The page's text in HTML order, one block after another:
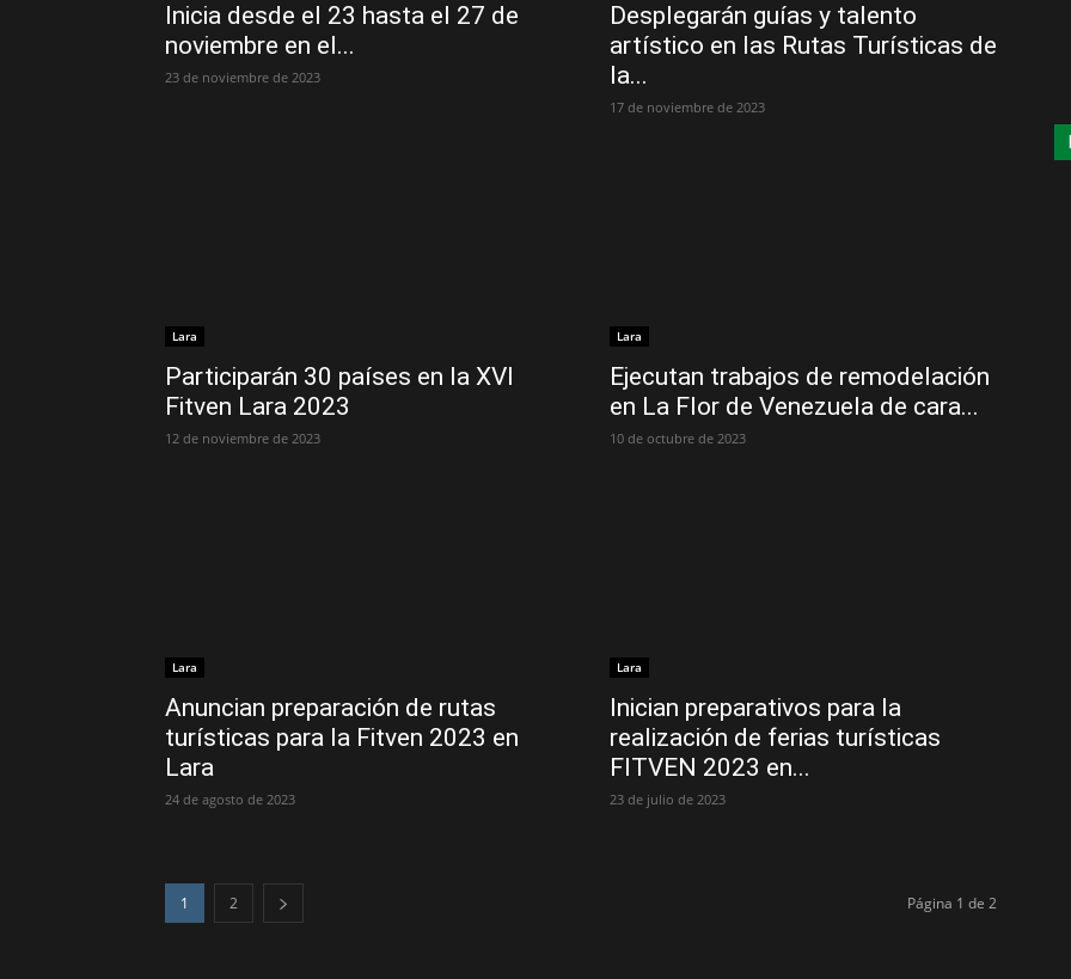
Inicia desde el 23 hasta el 27 de
noviembre en el...
23 de noviembre de 2023
Desplegarán guías y talento
artístico en las Rutas Turísticas de
la...
17 de noviembre de 2023
Lara
Participarán 30 países en la XVI
Fitven Lara 2023
12 de noviembre de 2023
Lara
Ejecutan trabajos de remodelación
en La Flor de Venezuela de cara...
10 de octubre de 2023
Lara
Anuncian preparación de rutas
turísticas para la Fitven 2023 en
Lara
24 de agosto de 2023
Lara
Inician preparativos para la
realización de ferias turísticas
FITVEN 2023 en...
23 de julio de 2023
1 2 Página 1 de 2